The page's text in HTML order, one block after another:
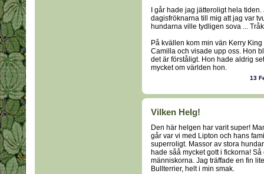
I går hade jag jätteroligt hela
dagisfröknarna till mig att jag var
hundarna ville tydligen sova ...
På kvällen kom min vän Kerry
Camilla och visade upp oss. Hon
det är förståligt. Hon hade aldrig
mycket om världen hon.
13
Vilken Helg!
Den här helgen har varit super!
går var vi med Lipton och hans
superroligt. Massor av stora
hade såå mycket gott i fickorna!
människorna. Jag träffade en fin
Bullterrier, helt i min smak.